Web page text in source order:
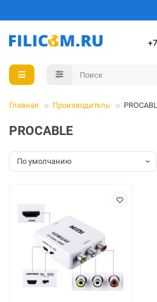
Главная Производитель
PROCABLE